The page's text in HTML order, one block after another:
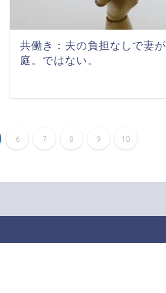
共働き：夫の負担なしで妻
庭。ではない。
6 7 8 9 10